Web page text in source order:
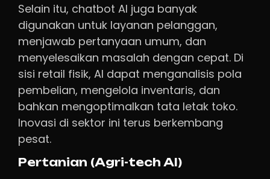
Selain itu, chatbot AI juga banyak
digunakan untuk layanan pelanggan,
menjawab pertanyaan umum, dan
menyelesaikan masalah dengan cepat. Di
sisi retail fisik, AI dapat menganalisis pola
pembelian, mengelola inventaris, dan
bahkan mengoptimalkan tata letak toko.
Inovasi di sektor ini terus berkembang
pesat.
Pertanian (Agri-tech AI)